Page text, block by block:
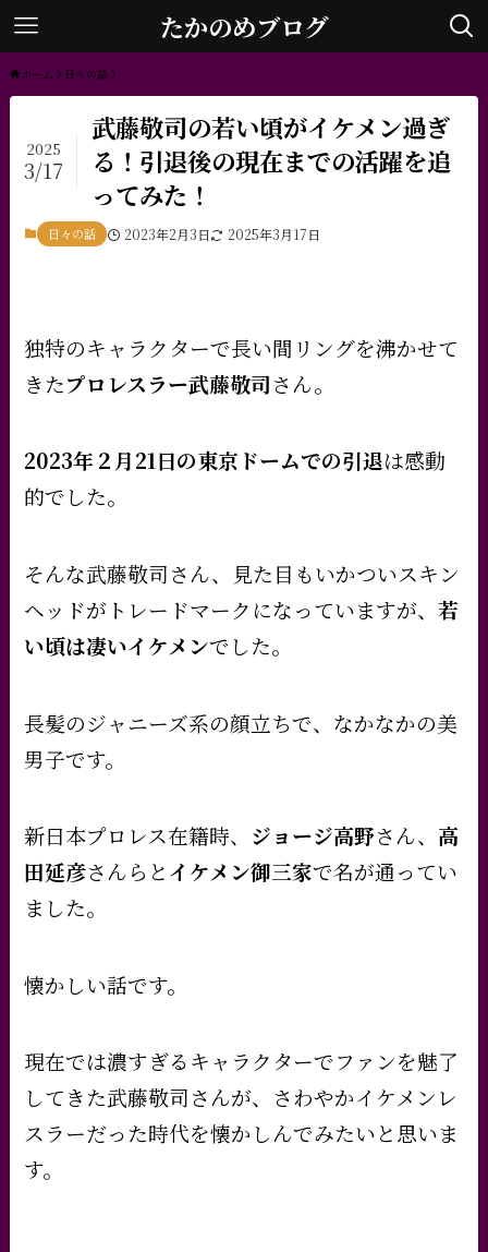
たかのめブログ
ホーム 日々の話
武藤敬司の若い頃がイケメン過ぎ
る！引退後の現在までの活躍を追
ってみた！
2025
3/17
日々の話 2023年2月3日 2025年3月17日
独特のキャラクターで長い間リングを沸かせて
きたプロレスラー武藤敬司さん。
2023年２月21日の東京ドームでの引退は感動
的でした。
そんな武藤敬司さん、見た目もいかついスキン
ヘッドがトレードマークになっていますが、若
い頃は凄いイケメンでした。
長髪のジャニーズ系の顔立ちで、なかなかの美
男子です。
新日本プロレス在籍時、 ジョージ高野さん、 高
田延彦さんらとイケメン御三家で名が通ってい
ました。
懐かしい話です。
現在では濃すぎるキャラクターでファンを魅了
してきた武藤敬司さんが、さわやかイケメンレ
スラーだった時代を懐かしんでみたいと思いま
す。